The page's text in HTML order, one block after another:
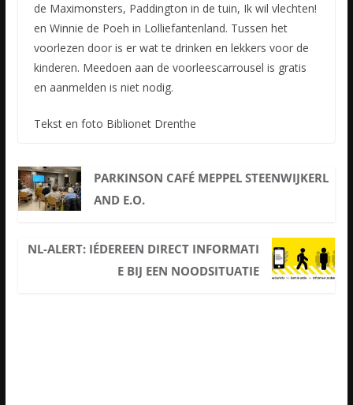
de Maximonsters, Paddington in de tuin, Ik wil vlechten!
en Winnie de Poeh in Lolliefantenland. Tussen het
voorlezen door is er wat te drinken en lekkers voor de
kinderen. Meedoen aan de voorleescarrousel is gratis
en aanmelden is niet nodig.
Tekst en foto Biblionet Drenthe
PARKINSON CAFÉ MEPPEL STEENWIJKERL
AND E.O.
NL-ALERT: IÉDEREEN DIRECT INFORMATI
E BIJ EEN NOODSITUATIE